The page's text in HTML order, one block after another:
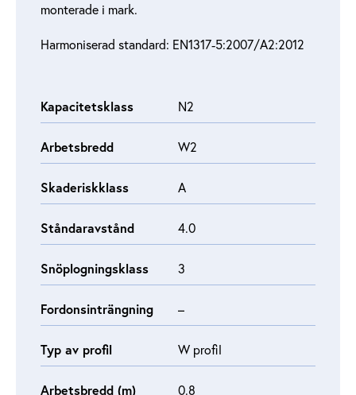
monterade i mark.
Harmoniserad standard: EN1317‑5:2007/A2:2012
Kapacitetsklass N2
Arbetsbredd W2
Skaderiskklass A
Ståndaravstånd 4.0
Snöplogningsklass 3
Fordonsinträngning –
Typ av profil W profil
Arbetsbredd (m) 0.8